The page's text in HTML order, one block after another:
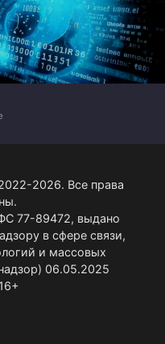
2026. Все права
77-89472, выдано
в сфере связи,
и массовых
06.05.2025